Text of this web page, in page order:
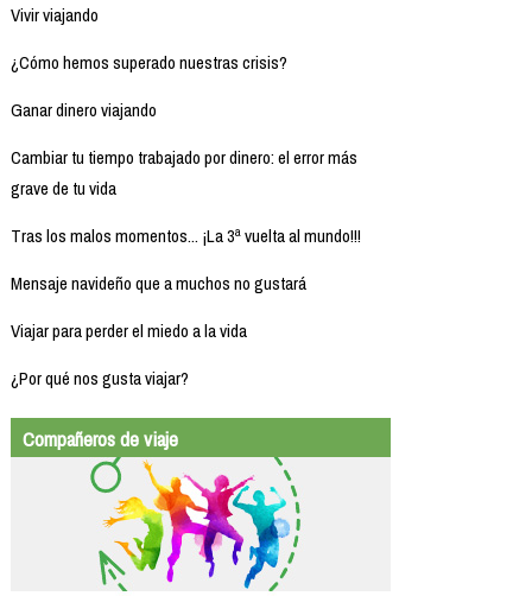
Vivir viajando
¿Cómo hemos superado nuestras crisis?
Ganar dinero viajando
Cambiar tu tiempo trabajado por dinero: el error más
grave de tu vida
Tras los malos momentos... ¡La 3ª vuelta al mundo!!!
Mensaje navideño que a muchos no gustará
Viajar para perder el miedo a la vida
¿Por qué nos gusta viajar?
Compañeros de viaje